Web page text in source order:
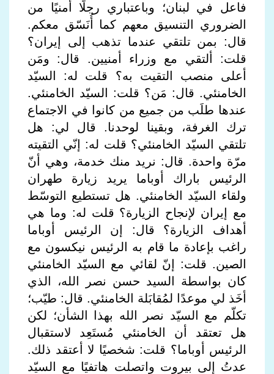
فاعل في لبنان؛ وباعتباري رجلًا أمنيًا من
الضروري التنسيق معهم كما أُنَسّق معكم.
قال: بمن تلتقي عندما تذهب إلى إيران؟
قلت: ألتقي مع وزراء أمنيين. قال: ومَن
أعلى منصب التقيت به؟ قلت له: السيّد
الخامنئي. قال: مَن؟ قلت: السيّد الخامنئي.
عندها طلَب من جميع من كانوا في الاجتماع
ترك الغرفة، وبقينا لوحدنا. قال لي: هل
تلتقي السيّد الخامنئي؟ قلت له: إنّي التقيته
مرّة واحدة. قال: نريد منك خدمة، وهي أنّ
الرئيس باراك أوباما يريد زيارة طهران
ولقاء السيّد الخامنئي. هل تستطيع التوسّط
مع إيران لإنجاح الزيارة؟ قلت له: وما هي
أهداف الزيارة؟ قال: إن الرئيس أوباما
راغب بإعادة ما قام به الرئيس نيكسون مع
الصين. قلت: إنّ لقائي مع السيّد الخامنئي
كان بواسطة السيد حسن نصر الله، الذي
أخَذ لي موعدًا لمُقابَلة الخامنئي. قال: طيّب؛
تكلّم مع السيّد نصر الله بهذا الشأن؛ لكن
هل تعتقد أن الخامنئي مُستَعِد لاستقبال
الرئيس أوباما؟ قلت: شخصيًا لا أعتقد ذلك.
عدتُ إلى بيروت واتصلت هاتفيًا مع السيّد